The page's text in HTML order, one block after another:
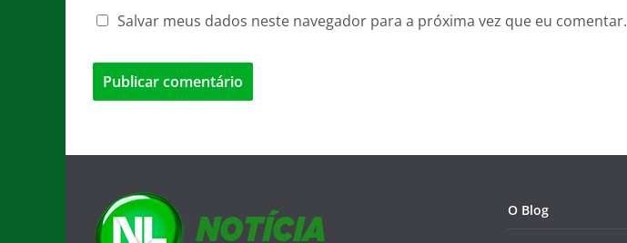
Salvar meus dados neste navegador para a próxima vez que eu comentar.
O Blog